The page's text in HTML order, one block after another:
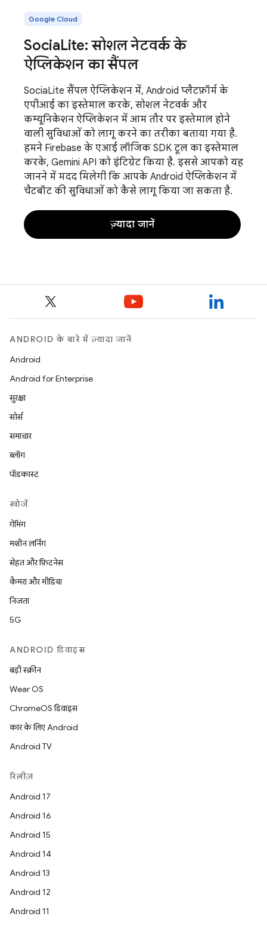
Google Cloud
SociaLite: सोशल नेटवर्क के
ऐप्लिकेशन का सैंपल
SociaLite सैंपल ऐप्लिकेशन में, Android प्लैटफ़ॉर्म के
एपीआई का इस्तेमाल करके, सोशल नेटवर्क और
कम्यूनिकेशन ऐप्लिकेशन में आम तौर पर इस्तेमाल होने
वाली सुविधाओं को लागू करने का तरीका बताया गया है.
हमने Firebase के एआई लॉजिक SDK टूल का इस्तेमाल
करके, Gemini API को इंटिग्रेट किया है. इससे आपको यह
जानने में मदद मिलेगी कि आपके Android ऐप्लिकेशन में
चैटबॉट की सुविधाओं को कैसे लागू किया जा सकता है.
ज़्यादा जानें
ANDROID के बारे में ज़्यादा जानें
Android
Android for Enterprise
सुरक्षा
सोर्स
समाचार
ब्लॉग
पॉडकास्ट
खोजें
गेमिंग
मशीन लर्निंग
सेहत और फ़िटनेस
कैमरा और मीडिया
निजता
5G
ANDROID डिवाइस
बड़ी स्क्रीन
Wear OS
ChromeOS डिवाइस
कार के लिए Android
Android TV
रिलीज़
Android 17
Android 16
Android 15
Android 14
Android 13
Android 12
Android 11